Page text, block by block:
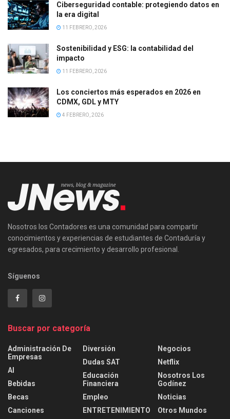
Ciberseguridad contable: protegiendo datos en
la era digital
11 FEBRERO, 2026
Sostenibilidad y ESG: la contabilidad del
impacto
11 FEBRERO, 2026
Los conciertos más esperados en 2026 en
CDMX, GDL y MTY
4 FEBRERO, 2026
Nosotros los Contadores es una comunidad para compartir
conocimientos y experiencias de estudiantes de Contaduría y
egresados, para crecimiento y desarrollo profesional.
Síguenos
Buscar por categoría
Administración De
Empresas
AI
Bebidas
Becas
Canciones
Diversión
Dudas SAT
Educación
Financiera
Empleo
ENTRETENIMIENTO
Negocios
Netflix
Nosotros Los
Godínez
Noticias
Otros Mundos